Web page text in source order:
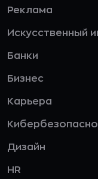
Реклама
Искусственный
Банки
Бизнес
Карьера
Дизайн
HR